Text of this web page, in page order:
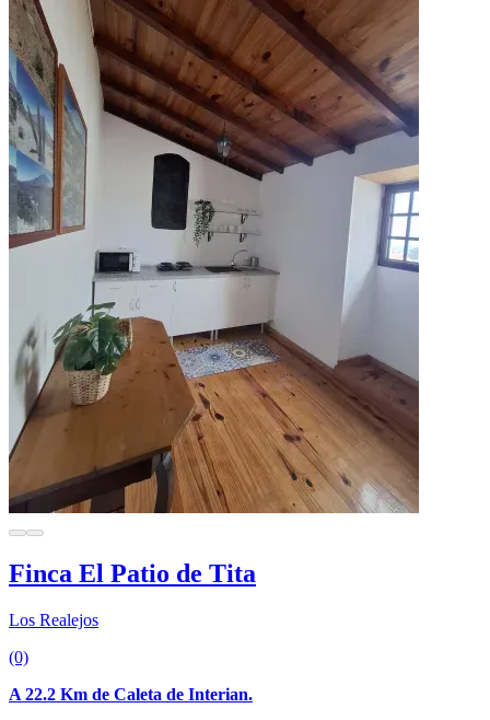
Finca El Patio de Tita
Los Realejos
(0)
A 22.2 Km de Caleta de Interian.